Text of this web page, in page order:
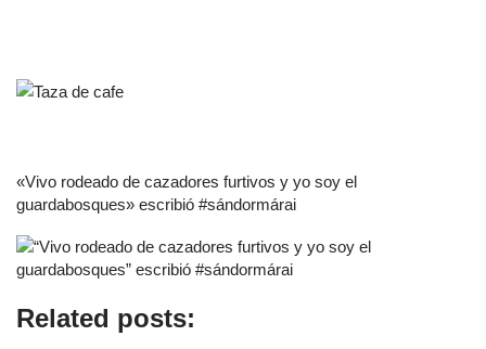
«Vivo rodeado de cazadores furtivos y yo soy el
guardabosques» escribió #sándormárai
Related posts: